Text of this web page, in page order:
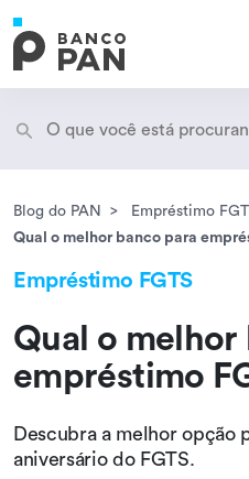
Encontramosresultados
Blog do PAN
Empréstimo
Qual o melhor banco para
Empréstimo FGTS
Qual o melhor
empréstimo
Descubra a melhor opção
aniversário do FGTS.